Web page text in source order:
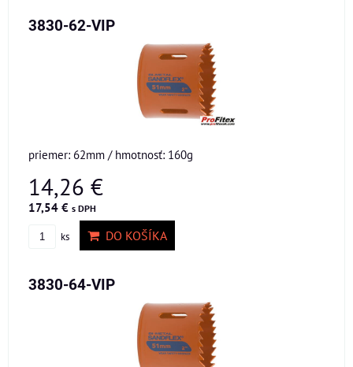
3830-62-VIP
priemer: 62mm / hmotnosť: 160g
14,26 €
17,54 € s DPH
ks DO KOŠÍKA
3830-64-VIP